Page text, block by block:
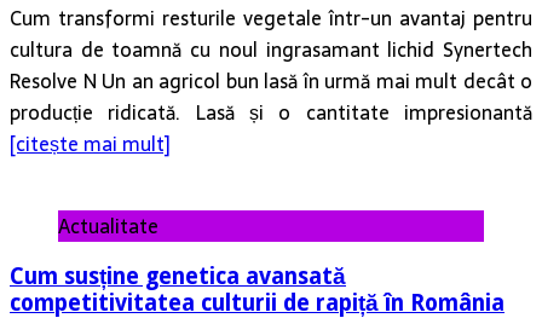
Cum transformi resturile vegetale într-un avantaj pentru
cultura de toamnă cu noul ingrasamant lichid Synertech
Resolve N Un an agricol bun lasă în urmă mai mult decât o
producție ridicată. Lasă și o cantitate impresionantă
[citește mai mult]
Actualitate
Cum susține genetica avansată
competitivitatea culturii de rapiță în România